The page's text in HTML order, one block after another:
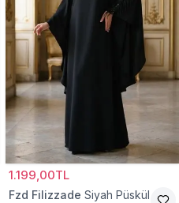
1.199,00TL
Fzd Filizzade Siyah Püskül